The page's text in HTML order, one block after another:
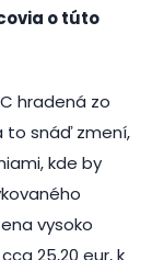
o túto
hradená zo
to snáď zmení,
kde by
vysoko
25,20 eur, k